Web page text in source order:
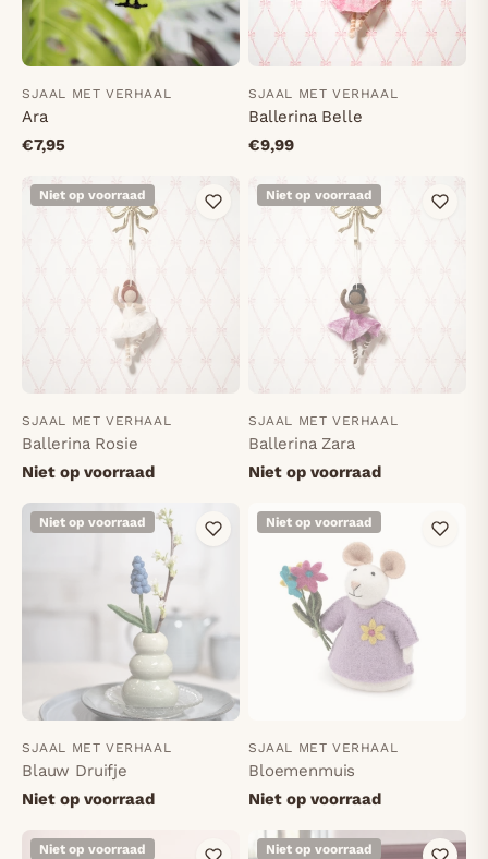
SJAAL MET VERHAAL
Ara
€7,95
SJAAL MET VERHAAL
Ballerina Belle
€9,99
Niet op voorraad
SJAAL MET VERHAAL
Ballerina Rosie
Niet op voorraad
Niet op voorraad
SJAAL MET VERHAAL
Ballerina Zara
Niet op voorraad
Niet op voorraad
SJAAL MET VERHAAL
Blauw Druifje
Niet op voorraad
Niet op voorraad
SJAAL MET VERHAAL
Bloemenmuis
Niet op voorraad
Niet op voorraad Niet op voorraad